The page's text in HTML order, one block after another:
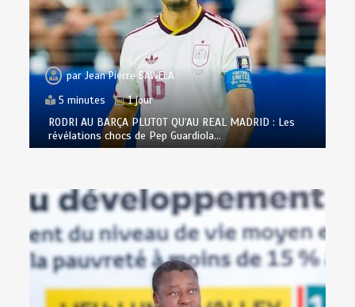
parJean Pierre BAWELA
5 minutes
1 jour
RODRI AU BARÇA PLUTOT QU’AU REAL MADRID : Les
révélations chocs de Pep Guardiola…